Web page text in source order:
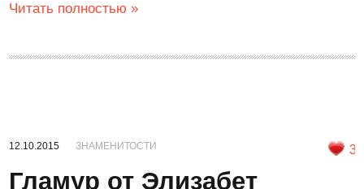
Читать полностью »
12.10.2015 ЗНАМЕНИТОСТИ 3
Гламур от Элизабет